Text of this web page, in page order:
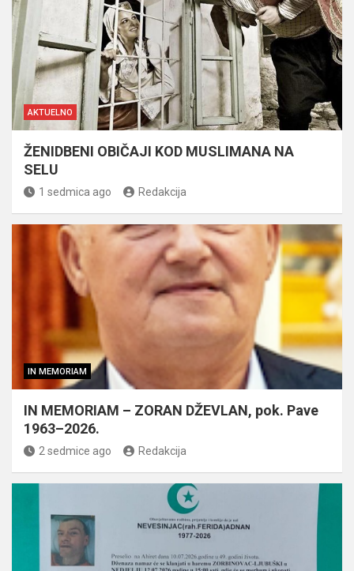
AKTUELNO
ŽENIDBENI OBIČAJI KOD MUSLIMANA NA
SELU
1 sedmica ago Redakcija
IN MEMORIAM
IN MEMORIAM – ZORAN DŽEVLAN, pok. Pave
1963–2026.
2 sedmice ago Redakcija